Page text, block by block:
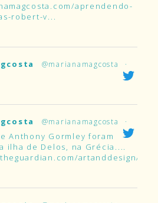
aprendendo-
robert-v...
@marianamagcosta ·
@marianamagcosta ·
Anthony Gormley foram
ilha de Delos, na Grécia....
artanddesign/